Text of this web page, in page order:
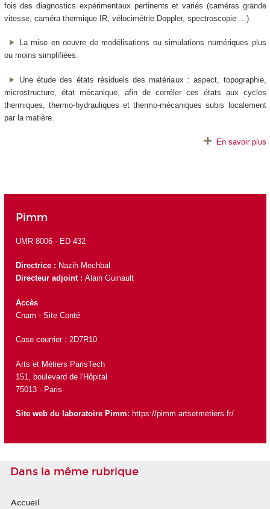
fois des diagnostics expérimentaux pertinents et variés (caméras grande
vitesse, caméra thermique IR, vélocimétrie Doppler, spectroscopie …).
La mise en oeuvre de modélisations ou simulations numériques plus
ou moins simplifiées.
Une étude des états résiduels des matériaux : aspect, topographie,
microstructure, état mécanique, afin de corréler ces états aux cycles
thermiques, thermo-hydrauliques et thermo-mécaniques subis localement
par la matière.
En savoir plus
Pimm
UMR 8006 - ED 432
Directrice : Nazih Mechbal
Directeur adjoint : Alain Guinault
Accès
Cnam - Site Conté
Case courrier : 2D7R10
Arts et Métiers ParisTech
151, boulevard de l'Hôpital
75013 - Paris
Site web du laboratoire Pimm: https://pimm.artsetmetiers.fr/
Dans la même rubrique
Accueil